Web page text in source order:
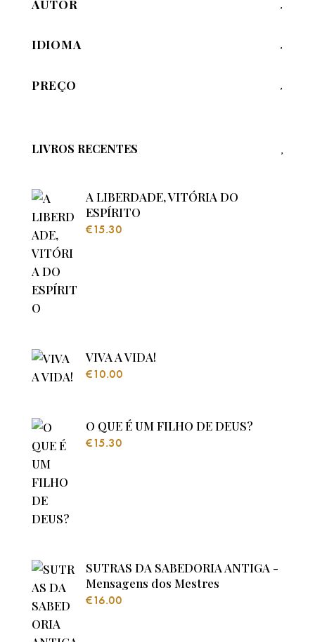
AUTOR
IDIOMA
PREÇO
LIVROS RECENTES
A LIBERDADE, VITÓRIA DO
ESPÍRITO
€15.30
VIVA A VIDA!
€10.00
O QUE É UM FILHO DE DEUS?
€15.30
SUTRAS DA SABEDORIA ANTIGA -
Mensagens dos Mestres
€16.00